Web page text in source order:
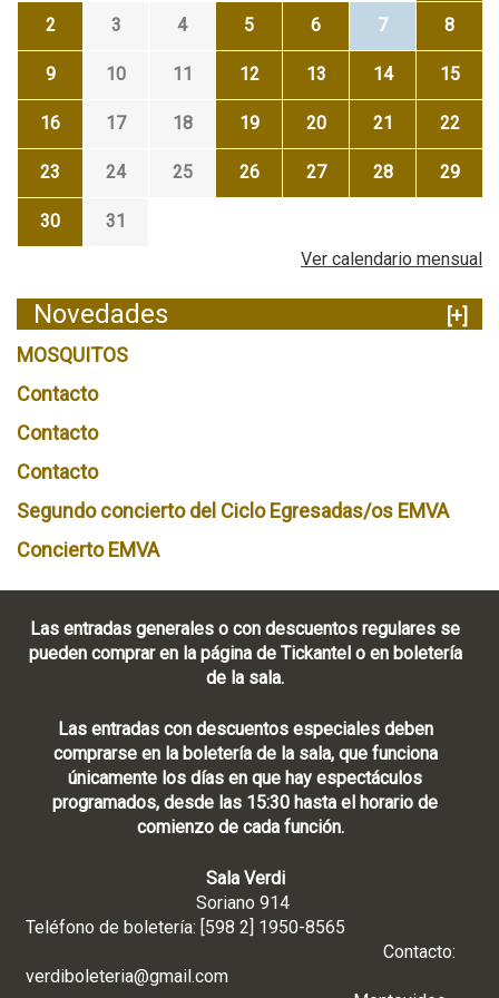
2 3 4 5 6 7 8
9 10 11 12 13 14 15
16 17 18 19 20 21 22
23 24 25 26 27 28 29
30
31
Ver calendario mensual
Novedades
[+]
MOSQUITOS
Contacto
Contacto
Contacto
Segundo concierto del Ciclo Egresadas/os EMVA
Concierto EMVA
Las entradas generales o con descuentos regulares se
pueden comprar en la página de Tickantel o en boletería
de la sala.
Las entradas con descuentos especiales deben
comprarse en la boletería de la sala, que funciona
únicamente los días en que hay espectáculos
programados, desde las 15:30 hasta el horario de
comienzo de cada función.
Sala Verdi
Soriano 914
Teléfono de boletería: [598 2] 1950-8565
Contacto:
verdiboleteria@gmail.com